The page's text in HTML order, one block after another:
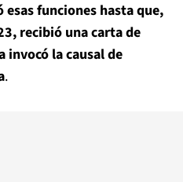
esas funciones hasta que,
recibió una carta de
invocó la causal de
.